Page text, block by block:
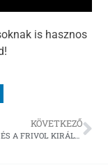
is hasznos
KÖVETKEZŐ
A 100 LOVAS ÉS A FRIVOL KIRÁLYNŐ LEGENDÁJA SZICÍLIÁBAN